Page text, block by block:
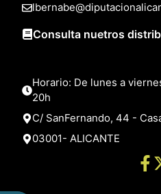
Consulta nuetros
Horario: De lunes a
20h
C/ SanFernando, 44 -
03001- ALICANTE